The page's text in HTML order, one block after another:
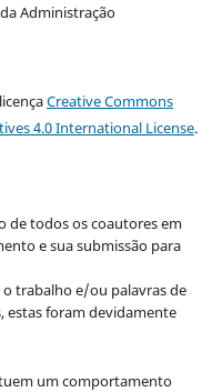
Administração
Creative Commons
4.0 International License.
de todos os coautores em
e sua submissão para
trabalho e/ou palavras de
estas foram devidamente
um comportamento